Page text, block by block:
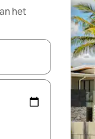
het
je een keuze